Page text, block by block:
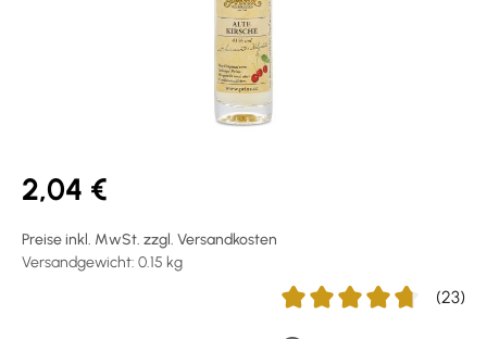
2,04 €
Preise inkl. MwSt. zzgl. Versandkosten
Versandgewicht: 0.15 kg
(23)